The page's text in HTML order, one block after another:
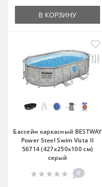
В КОРЗИНУ
Бассейн каркасный BESTWAY
Power Steel Swim Vista II
56714 (427х250x100 см)
серый
0